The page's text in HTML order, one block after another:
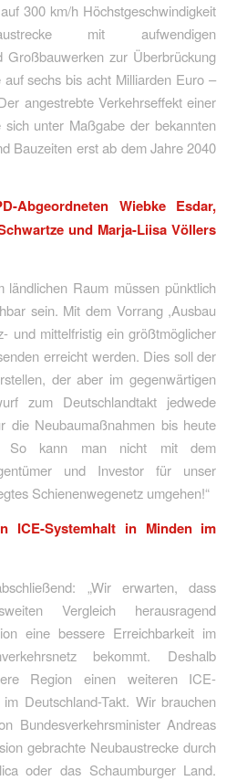
300 km/h Höchstgeschwindigkeit
mit aufwendigen
Großbauwerken zur Überbrückung
sechs bis acht Milliarden Euro –
angestrebte Verkehrseffekt einer
sich unter Maßgabe der bekannten
Bauzeiten erst ab dem Jahre 2040
Abgeordneten Wiebke Esdar,
und Marja-Liisa Völlers
ländlichen Raum müssen pünktlich
sein. Mit dem Vorrang ,Ausbau
und mittelfristig ein größtmöglicher
erreicht werden. Dies soll der
der aber im gegenwärtigen
zum Deutschlandtakt jedwede
die Neubaumaßnahmen bis heute
So kann man nicht mit dem
und Investor für unser
Schienenwegenetz umgehen!“
ICE-Systemhalt in Minden im
„Wir erwarten, dass
Vergleich herausragend
eine bessere Erreichbarkeit im
bekommt. Deshalb
Region einen weiteren ICE-
Deutschland-Takt. Wir brauchen
Bundesverkehrsminister Andreas
gebrachte Neubaustrecke durch
oder das Schaumburger Land.